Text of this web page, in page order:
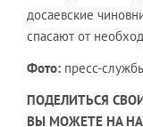
досаевские
спасают от
Фото: пресс-
ПОДЕЛИТЬСЯ
ВЫ МОЖЕТЕ НА